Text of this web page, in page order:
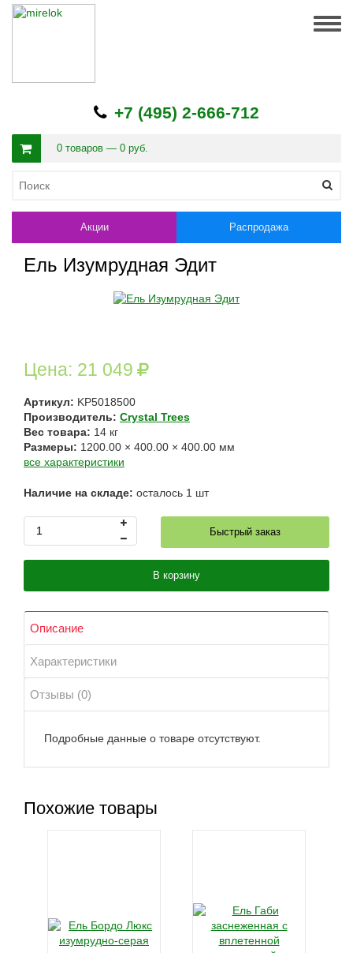
+7 (495) 2-666-712
0 товаров — 0 руб.
Акции Распродажа
Ель Изумрудная Эдит
Цена: 21 049
Артикул: KP5018500
Производитель: Crystal Trees
Вес товара: 14 кг
Размеры: 1200.00 × 400.00 × 400.00 мм
все характеристики
Наличие на складе: осталось 1 шт
Быстрый заказ
В корзину
Описание
Характеристики
Отзывы (0)
Подробные данные о товаре отсутствуют.
Похожие товары